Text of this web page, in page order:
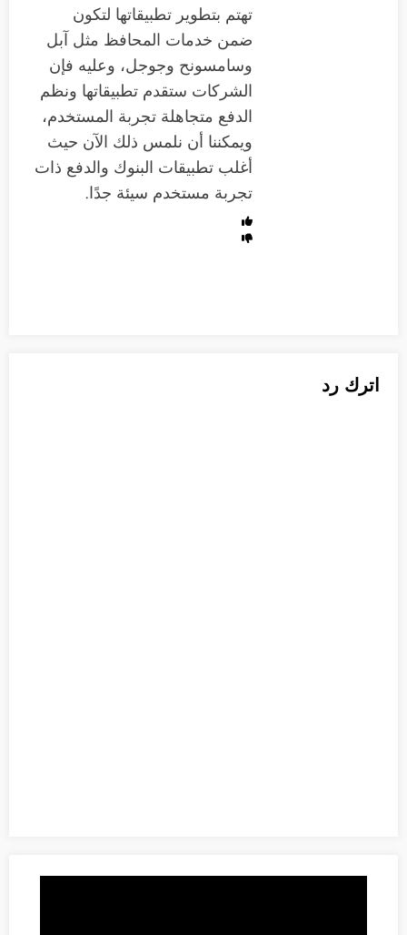
تهتم بتطوير تطبيقاتها لتكون
ضمن خدمات المحافظ مثل آبل
وسامسونح وجوجل، وعليه فإن
الشركات ستقدم تطبيقاتها ونظم
الدفع متجاهلة تجربة المستخدم،
ويمكننا أن نلمس ذلك الآن حيث
أغلب تطبيقات البنوك والدفع ذات
تجربة مستخدم سيئة جدًا.
اترك رد